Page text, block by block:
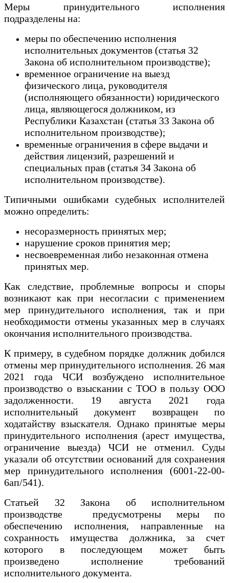
Меры принудительного исполнения
подразделены на:
меры по обеспечению исполнения
исполнительных документов (статья 32
Закона об исполнительном производстве);
временное ограничение на выезд
физического лица, руководителя
(исполняющего обязанности) юридического
лица, являющегося должником, из
Республики Казахстан (статья 33 Закона об
исполнительном производстве);
временные ограничения в сфере выдачи и
действия лицензий, разрешений и
специальных прав (статья 34 Закона об
исполнительном производстве).
Типичными ошибками судебных исполнителей
можно определить:
несоразмерность принятых мер;
нарушение сроков принятия мер;
несвоевременная либо незаконная отмена
принятых мер.
Как следствие, проблемные вопросы и споры
возникают как при несогласии с применением
мер принудительного исполнения, так и при
необходимости отмены указанных мер в случаях
окончания исполнительного производства.
К примеру, в судебном порядке должник добился
отмены мер принудительного исполнения. 26 мая
2021 года ЧСИ возбуждено исполнительное
производство о взыскании с ТОО в пользу ООО
задолженности. 19 августа 2021 года
исполнительный документ возвращен по
ходатайству взыскателя. Однако принятые меры
принудительного исполнения (арест имущества,
ограничение выезда) ЧСИ не отменил. Суды
указали об отсутствии оснований для сохранения
мер принудительного исполнения (6001-22-00-
6ап/541).
Статьей 32 Закона об исполнительном
производстве предусмотрены меры по
обеспечению исполнения, направленные на
сохранность имущества должника, за счет
которого в последующем может быть
произведено исполнение требований
исполнительного документа.